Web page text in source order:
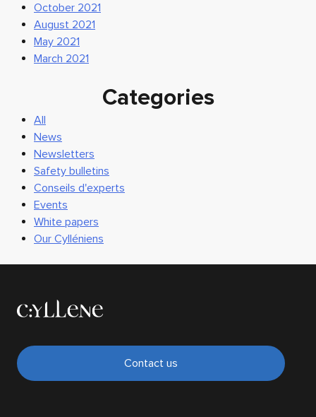
October 2021
August 2021
May 2021
March 2021
Categories
All
News
Newsletters
Safety bulletins
Conseils d'experts
Events
White papers
Our Cylléniens
Contact us